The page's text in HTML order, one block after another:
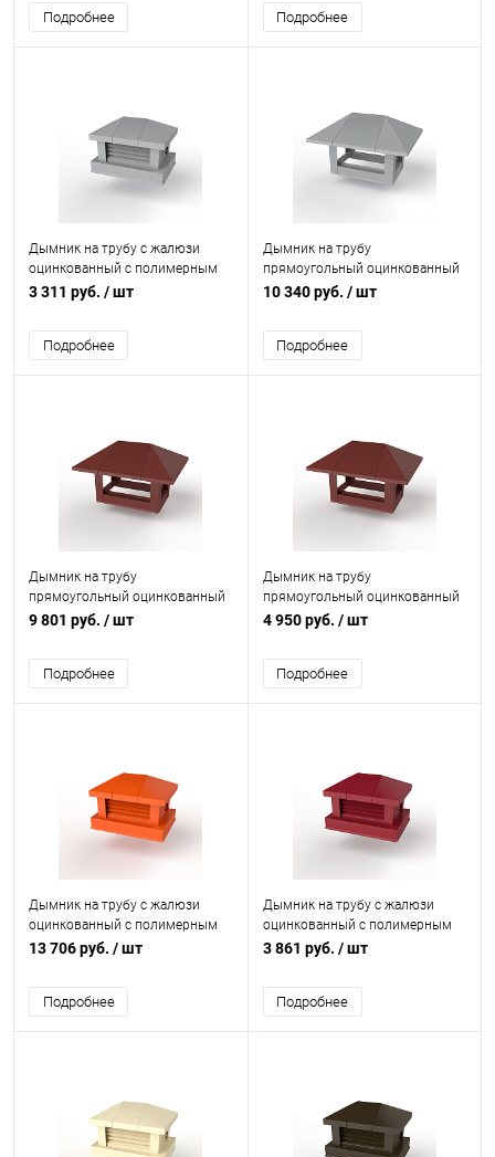
Подробнее Подробнее
Дымник на трубу с жалюзи
оцинкованный с полимерным
покрытием до 1200мм RAL
3 311 руб. / шт
Подробнее
Дымник на трубу
прямоугольный оцинкованный
с полимерным покрытием до
10 340 руб. / шт
Подробнее
Дымник на трубу
прямоугольный оцинкованный
с полимерным покрытием до
9 801 руб. / шт
Подробнее
Дымник на трубу
прямоугольный оцинкованный
с полимерным покрытием до
4 950 руб. / шт
Подробнее
Дымник на трубу с жалюзи
оцинкованный с полимерным
покрытием до 2800мм RAL
13 706 руб. / шт
Подробнее
Дымник на трубу с жалюзи
оцинкованный с полимерным
покрытием до 2000мм RAL
3 861 руб. / шт
Подробнее